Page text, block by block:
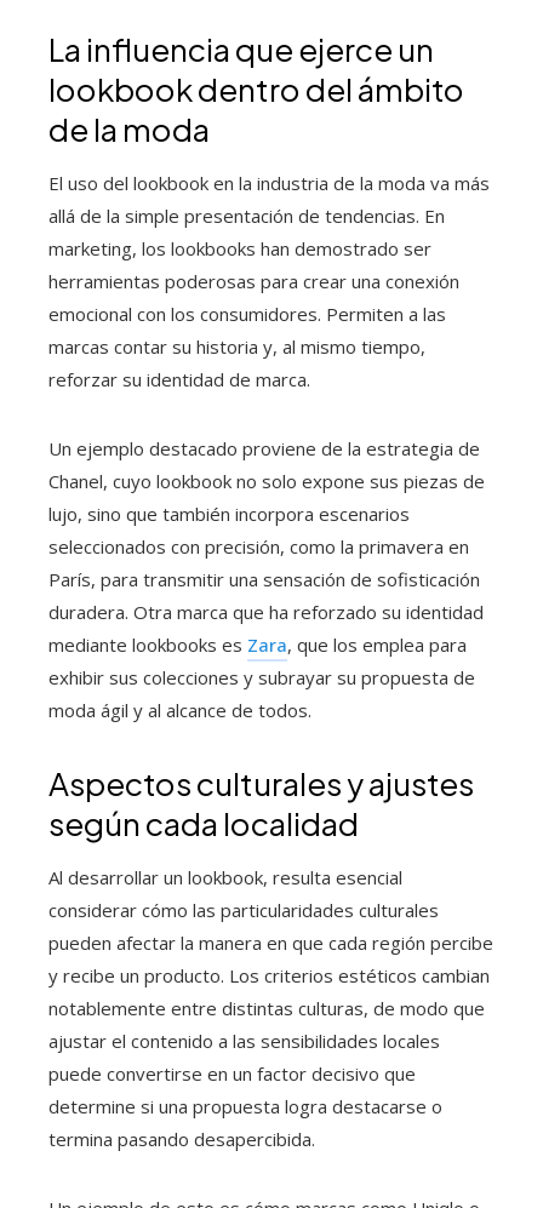
La influencia que ejerce un
lookbook dentro del ámbito
de la moda
El uso del lookbook en la industria de la moda va más
allá de la simple presentación de tendencias. En
marketing, los lookbooks han demostrado ser
herramientas poderosas para crear una conexión
emocional con los consumidores. Permiten a las
marcas contar su historia y, al mismo tiempo,
reforzar su identidad de marca.
Un ejemplo destacado proviene de la estrategia de
Chanel, cuyo lookbook no solo expone sus piezas de
lujo, sino que también incorpora escenarios
seleccionados con precisión, como la primavera en
París, para transmitir una sensación de sofisticación
duradera. Otra marca que ha reforzado su identidad
mediante lookbooks es Zara, que los emplea para
exhibir sus colecciones y subrayar su propuesta de
moda ágil y al alcance de todos.
Aspectos culturales y ajustes
según cada localidad
Al desarrollar un lookbook, resulta esencial
considerar cómo las particularidades culturales
pueden afectar la manera en que cada región percibe
y recibe un producto. Los criterios estéticos cambian
notablemente entre distintas culturas, de modo que
ajustar el contenido a las sensibilidades locales
puede convertirse en un factor decisivo que
determine si una propuesta logra destacarse o
termina pasando desapercibida.